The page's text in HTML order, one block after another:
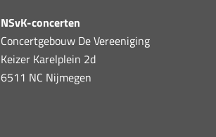
NSvK-concerten
Concertgebouw De Vereeniging
Keizer Karelplein 2d
6511 NC Nijmegen